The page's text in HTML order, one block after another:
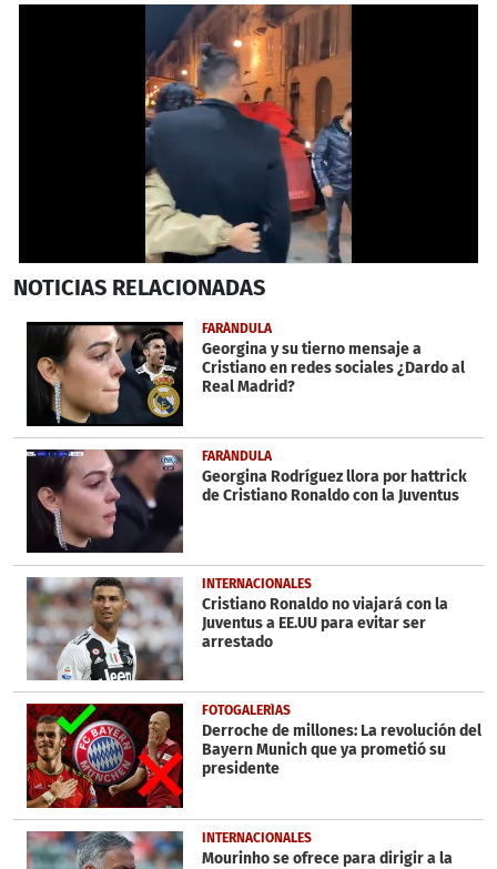
seconds
42
seconds
NOTICIAS RELACIONADAS
FARÁNDULA
Georgina y su tierno mensaje a
Cristiano en redes sociales ¿Dardo al
Real Madrid?
FARÁNDULA
Georgina Rodríguez llora por hattrick
de Cristiano Ronaldo con la Juventus
INTERNACIONALES
Cristiano Ronaldo no viajará con la
Juventus a EE.UU para evitar ser
arrestado
FOTOGALERÍAS
Derroche de millones: La revolución del
Bayern Munich que ya prometió su
presidente
INTERNACIONALES
Mourinho se ofrece para dirigir a la